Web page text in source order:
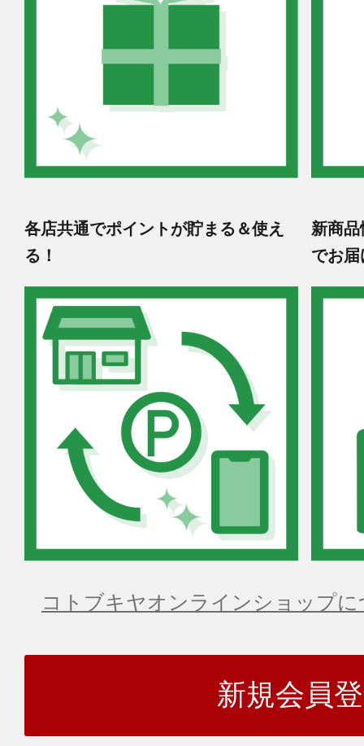
各店共通でポイントが貯まる＆使え
る！
新商
でお届
コトブキヤオンラインショップ